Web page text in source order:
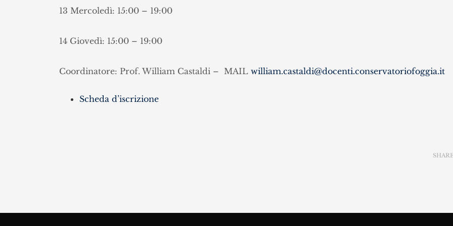
13 Mercoledì: 15:00 – 19:00
14 Giovedì: 15:00 – 19:00
Coordinatore: Prof. William Castaldi – MAIL william.castaldi@docenti.conservatoriofoggia.it
Scheda d’iscrizione